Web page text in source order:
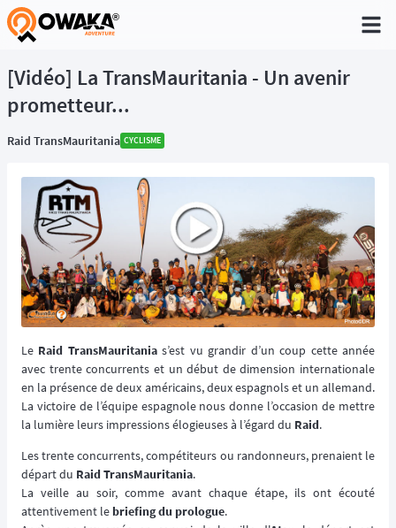
®
[Vidéo] La TransMauritania - Un avenir
prometteur...
Raid TransMauritania CYCLISME
Le Raid TransMauritanias’est vu grandir d’un coup cette année
avec trente concurrents et un début de dimension internationale
en la présence de deux américains, deux espagnols et un allemand.
La victoire de l’équipe espagnole nous donne l’occasion de mettre
la lumière leurs impressions élogieuses à l’égard du Raid.
Les trente concurrents, compétiteurs ou randonneurs, prenaient le
départ du Raid TransMauritania.
La veille au soir, comme avant chaque étape, ils ont écouté
attentivement le briefing du prologue.